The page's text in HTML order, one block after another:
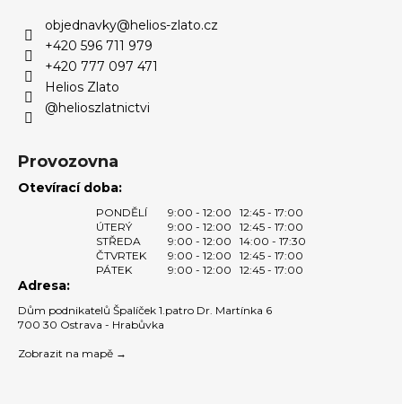
objednavky@helios-zlato.cz
+420 596 711 979
+420 777 097 471
Helios Zlato
@helioszlatnictvi
Provozovna
Otevírací doba:
PONDĚLÍ 9:00 - 12:00
12:45 - 17:00
ÚTERÝ
9:00 - 12:00
12:45 - 17:00
STŘEDA
9:00 - 12:00
14:00 - 17:30
ČTVRTEK
9:00 - 12:00
12:45 - 17:00
PÁTEK
9:00 - 12:00 12:45 - 17:00
Adresa:
Dům podnikatelů Špalíček 1.patro Dr. Martínka 6
700 30 Ostrava - Hrabůvka
Zobrazit na mapě →